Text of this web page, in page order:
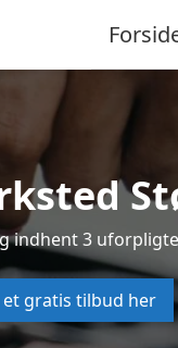
indhent 3
et gratis tilbud her